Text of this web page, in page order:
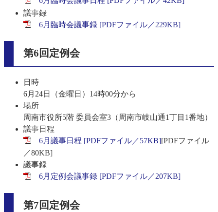
議事録
6月臨時会議事録 [PDFファイル／229KB]
第6回定例会
日時
6月24日（金曜日）14時00分から
場所
周南市役所5階 委員会室3（周南市岐山通1丁目1番地）
議事日程
6月議事日程 [PDFファイル／57KB][PDFファイル
／80KB]
議事録
6月定例会議事録 [PDFファイル／207KB]
第7回定例会